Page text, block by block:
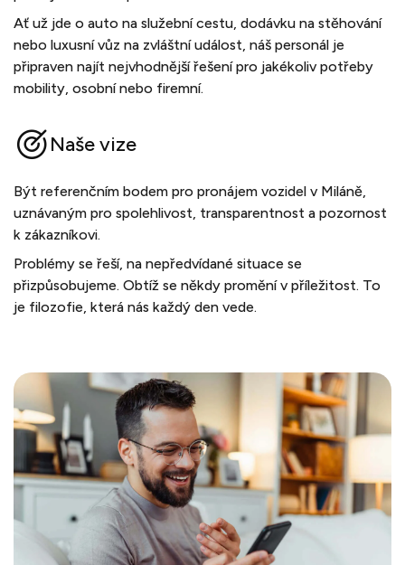
Ať už jde o auto na služební cestu, dodávku na stěhování
nebo luxusní vůz na zvláštní událost, náš personál je
připraven najít nejvhodnější řešení pro jakékoliv potřeby
mobility, osobní nebo firemní.
Naše vize
Být referenčním bodem pro pronájem vozidel v Miláně,
uznávaným pro spolehlivost, transparentnost a pozornost
k zákazníkovi.
Problémy se řeší, na nepředvídané situace se
přizpůsobujeme. Obtíž se někdy promění v příležitost. To
je filozofie, která nás každý den vede.